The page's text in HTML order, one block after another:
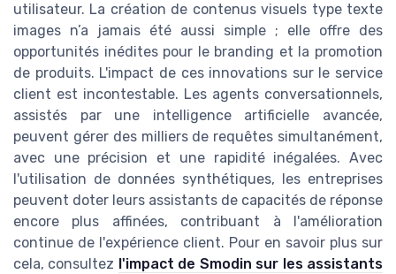
utilisateur. La création de contenus visuels type texte
images n’a jamais été aussi simple ; elle offre des
opportunités inédites pour le branding et la promotion
de produits. L'impact de ces innovations sur le service
client est incontestable. Les agents conversationnels,
assistés par une intelligence artificielle avancée,
peuvent gérer des milliers de requêtes simultanément,
avec une précision et une rapidité inégalées. Avec
l'utilisation de données synthétiques, les entreprises
peuvent doter leurs assistants de capacités de réponse
encore plus affinées, contribuant à l'amélioration
continue de l'expérience client. Pour en savoir plus sur
cela, consultez l'impact de Smodin sur les assistants